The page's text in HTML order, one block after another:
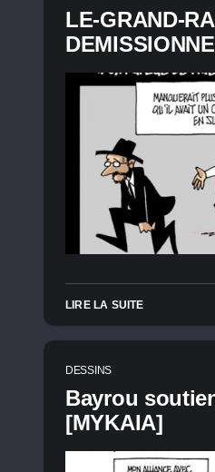
LE-GRAND-
LIRE LA SUITE
DESSINS
Bayrou
[MYKAIA]